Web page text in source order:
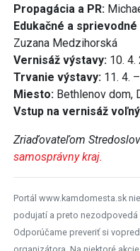
Propagácia a PR:
Edukačné a
Zuzana Medzihorská
Vernisáž výstavy: 10.
Trvanie výstavy: 11. 4.
Miesto: Bethlenov dom,
Vstup na vernisáž voľný
Zriaďovateľom
samosprávny kraj.
Portál www.kamdomesta.sk
podujatí a preto
Odporúčame preveriť si